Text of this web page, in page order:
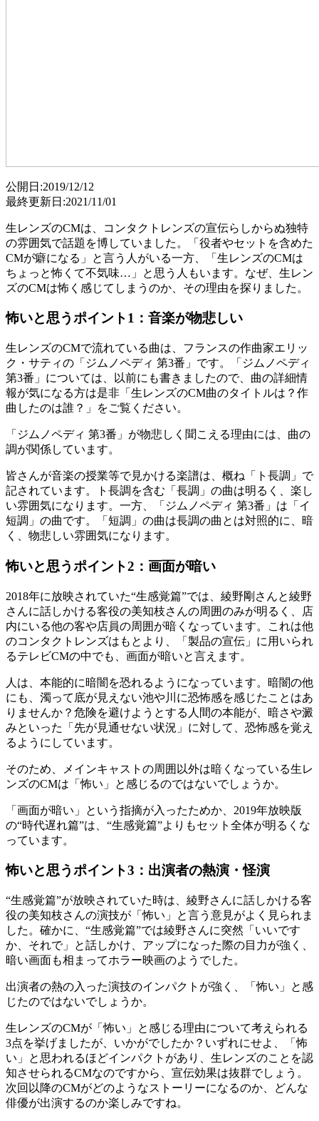
公開日:2019/12/12
最終更新日:2021/11/01
生レンズのCMは、コンタクトレンズの宣伝らしからぬ独特
の雰囲気で話題を博していました。「役者やセットを含めた
CMが癖になる」と言う人がいる一方、「生レンズのCMは
ちょっと怖くて不気味…」と思う人もいます。なぜ、生レン
ズのCMは怖く感じてしまうのか、その理由を探りました。
怖いと思うポイント1：音楽が物悲しい
生レンズのCMで流れている曲は、フランスの作曲家エリッ
ク・サティの「ジムノペディ 第3番」です。「ジムノペディ
第3番」については、以前にも書きましたので、曲の詳細情
報が気になる方は是非「生レンズのCM曲のタイトルは？作
曲したのは誰？」をご覧ください。
「ジムノペディ 第3番」が物悲しく聞こえる理由には、曲の
調が関係しています。
皆さんが音楽の授業等で見かける楽譜は、概ね「ト長調」で
記されています。ト長調を含む「長調」の曲は明るく、楽し
い雰囲気になります。一方、「ジムノペディ 第3番」は「イ
短調」の曲です。「短調」の曲は長調の曲とは対照的に、暗
く、物悲しい雰囲気になります。
怖いと思うポイント2：画面が暗い
2018年に放映されていた“生感覚篇”では、綾野剛さんと綾野
さんに話しかける客役の美知枝さんの周囲のみが明るく、店
内にいる他の客や店員の周囲が暗くなっています。これは他
のコンタクトレンズはもとより、「製品の宣伝」に用いられ
るテレビCMの中でも、画面が暗いと言えます。
人は、本能的に暗闇を恐れるようになっています。暗闇の他
にも、濁って底が見えない池や川に恐怖感を感じたことはあ
りませんか？危険を避けようとする人間の本能が、暗さや澱
みといった「先が見通せない状況」に対して、恐怖感を覚え
るようにしています。
そのため、メインキャストの周囲以外は暗くなっている生レ
ンズのCMは「怖い」と感じるのではないでしょうか。
「画面が暗い」という指摘が入ったためか、2019年放映版
の“時代遅れ篇”は、“生感覚篇”よりもセット全体が明るくな
っています。
怖いと思うポイント3：出演者の熱演・怪演
“生感覚篇”が放映されていた時は、綾野さんに話しかける客
役の美知枝さんの演技が「怖い」と言う意見がよく見られま
した。確かに、“生感覚篇”では綾野さんに突然「いいです
か、それで」と話しかけ、アップになった際の目力が強く、
暗い画面も相まってホラー映画のようでした。
出演者の熱の入った演技のインパクトが強く、「怖い」と感
じたのではないでしょうか。
生レンズのCMが「怖い」と感じる理由について考えられる
3点を挙げましたが、いかがでしたか？いずれにせよ、「怖
い」と思われるほどインパクトがあり、生レンズのことを認
知させられるCMなのですから、宣伝効果は抜群でしょう。
次回以降のCMがどのようなストーリーになるのか、どんな
俳優が出演するのか楽しみですね。